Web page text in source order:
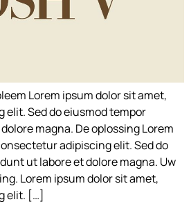
Lorem ipsum dolor sit amet,
Sed do eiusmod tempor
magna. De oplossing Lorem
adipiscing elit. Sed do
ut labore et dolore magna. Uw
Lorem ipsum dolor sit amet,
elit. […]